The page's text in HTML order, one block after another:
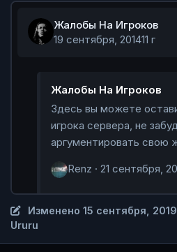
Изменено15 сентября, 2019
Ururu